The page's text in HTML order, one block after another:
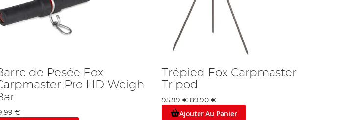
de Pesée Fox
Pro HD Weigh
€
Trépied Fox Carpmaster
Tripod
95,99 € 89,90 €
Ajouter Au Panier